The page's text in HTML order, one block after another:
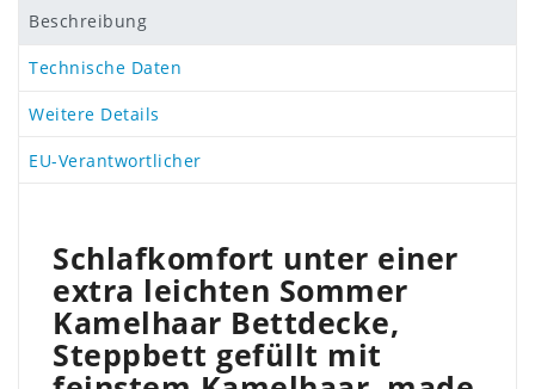
Beschreibung
Technische Daten
Weitere Details
EU-Verantwortlicher
Schlafkomfort unter einer
extra leichten Sommer
Kamelhaar Bettdecke,
Steppbett gefüllt mit